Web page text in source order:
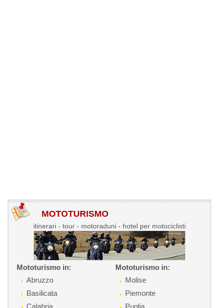
MOTOTURISMO
itinerari - tour - motoraduni - hotel per motociclisti
Mototurismo in:
Abruzzo
Basilicata
Calabria
Mototurismo in:
Molise
Piemonte
Puglia